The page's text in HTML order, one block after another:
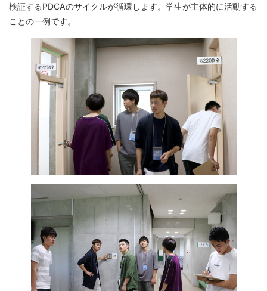
検証するPDCAのサイクルが循環します。学生が主体的に活動する
ことの一例です。